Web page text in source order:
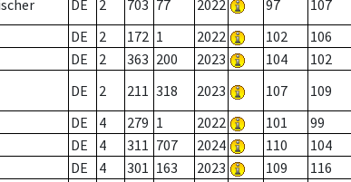
DE 2 703 77 2022 97 107
DE 2 172 1 2022 102 106
DE 2 363 200 2023 104 102
DE 2 211 318 2023 107 109
DE 4 279 1 2022 101 99
DE 4 311 707 2024 110 104
DE 4 301 163 2023 109 116